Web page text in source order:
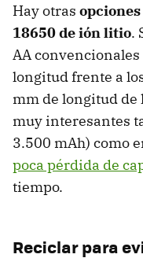
Hay otras
18650 de ión litio.
AA
longitud frente a
mm de longitud de
muy interesantes
3.500 mAh) como
poca pérdida de
tiempo.
Reciclar para